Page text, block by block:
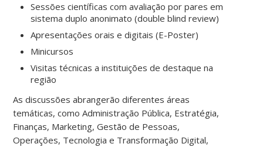
Sessões científicas com avaliação por pares em
sistema duplo anonimato (double blind review)
Apresentações orais e digitais (E-Poster)
Minicursos
Visitas técnicas a instituições de destaque na
região
As discussões abrangerão diferentes áreas
temáticas, como Administração Pública, Estratégia,
Finanças, Marketing, Gestão de Pessoas,
Operações, Tecnologia e Transformação Digital,